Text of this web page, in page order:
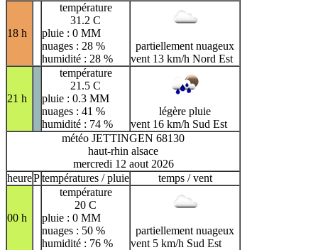
18 h
température
31.2 C
pluie : 0 MM
nuages : 28 %
humidité : 28 %
partiellement nuageux
vent 13 km/h Nord Est
21 h
température
21.5 C
pluie : 0.3 MM
nuages : 41 %
humidité : 74 %
légère pluie
vent 16 km/h Sud Est
météo JETTINGEN 68130
haut-rhin alsace
mercredi 12 aout 2026
heurePtempératures / pluie temps / vent
00 h
température
20 C
pluie : 0 MM
nuages : 50 %
humidité : 76 %
partiellement nuageux
vent 5 km/h Sud Est